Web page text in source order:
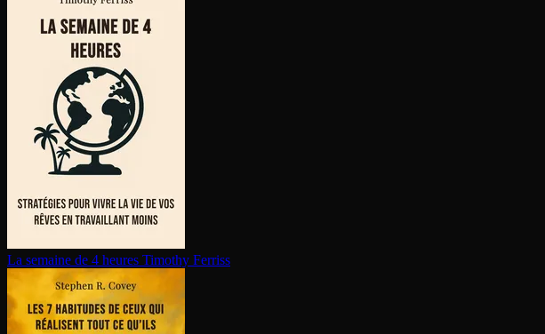
La semaine de 4 heures Timothy Ferriss